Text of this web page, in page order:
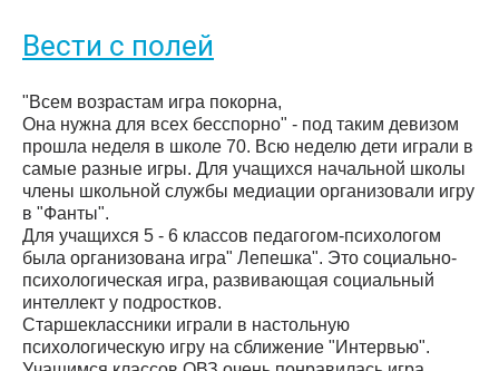
Вести с полей
"Всем возрастам игра покорна,
Она нужна для всех бесспорно" - под таким девизом
прошла неделя в школе 70. Всю неделю дети играли в
самые разные игры. Для учащихся начальной школы
члены школьной службы медиации организовали игру
в "Фанты".
Для учащихся 5 - 6 классов педагогом-психологом
была организована игра" Лепешка". Это социально-
психологическая игра, развивающая социальный
интеллект у подростков.
Старшеклассники играли в настольную
психологическую игру на сближение "Интервью".